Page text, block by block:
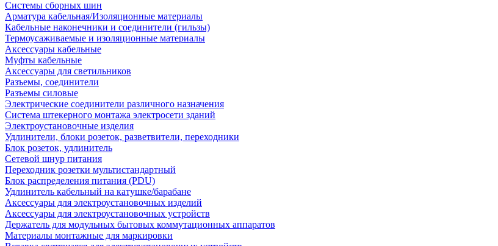
Системы сборных шин
Арматура кабельная/Изоляционные материалы
Кабельные наконечники и соединители (гильзы)
Термоусаживаемые и изоляционные материалы
Аксессуары кабельные
Муфты кабельные
Аксессуары для светильников
Разъемы, соединители
Разъемы силовые
Электрические соединители различного назначения
Система штекерного монтажа электросети зданий
Электроустановочные изделия
Удлинители, блоки розеток, разветвители, переходники
Блок розеток, удлинитель
Сетевой шнур питания
Переходник розетки мультистандартный
Блок распределения питания (PDU)
Удлинитель кабельный на катушке/барабане
Аксессуары для электроустановочных изделий
Аксессуары для электроустановочных устройств
Держатель для модульных бытовых коммутационных аппаратов
Материалы монтажные для маркировки